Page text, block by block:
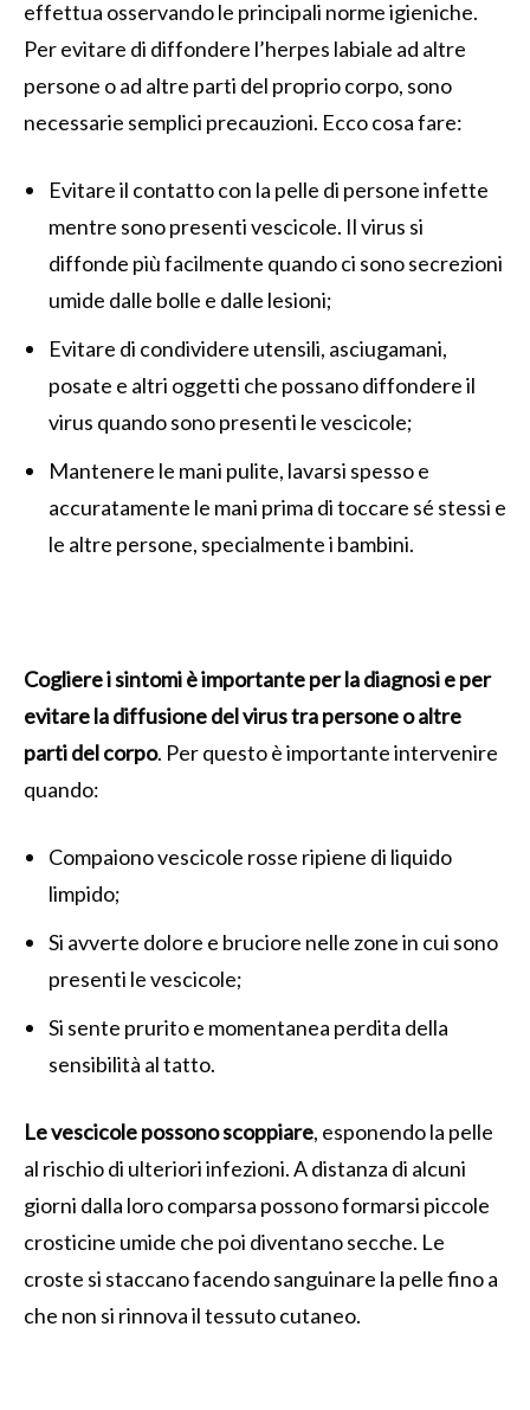
effettua osservando le principali norme igieniche.
Per evitare di diffondere l’herpes labiale ad altre
persone o ad altre parti del proprio corpo, sono
necessarie semplici precauzioni. Ecco cosa fare:
Evitare il contatto con la pelle di persone infette
mentre sono presenti vescicole. Il virus si
diffonde più facilmente quando ci sono secrezioni
umide dalle bolle e dalle lesioni;
Evitare di condividere utensili, asciugamani,
posate e altri oggetti che possano diffondere il
virus quando sono presenti le vescicole;
Mantenere le mani pulite, lavarsi spesso e
accuratamente le mani prima di toccare sé stessi e
le altre persone, specialmente i bambini.
Cogliere i sintomi è importante per la diagnosi e per
evitare la diffusione del virus tra persone o altre
parti del corpo. Per questo è importante intervenire
quando:
Compaiono vescicole rosse ripiene di liquido
limpido;
Si avverte dolore e bruciore nelle zone in cui sono
presenti le vescicole;
Si sente prurito e momentanea perdita della
sensibilità al tatto.
Le vescicole possono scoppiare, esponendo la pelle
al rischio di ulteriori infezioni. A distanza di alcuni
giorni dalla loro comparsa possono formarsi piccole
crosticine umide che poi diventano secche. Le
croste si staccano facendo sanguinare la pelle fino a
che non si rinnova il tessuto cutaneo.